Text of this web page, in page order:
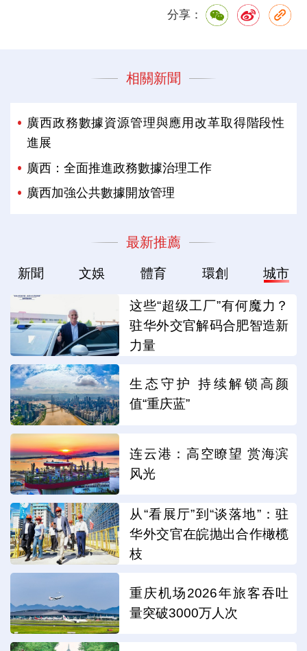
分享：
相關新聞
廣西政務數據資源管理與應用改革取得階段性
進展
廣西：全面推進政務數據治理工作
廣西加強公共數據開放管理
最新推薦
新聞 文娛 體育 環創 城市
这些“超级工厂”有何魔力？
驻华外交官解码合肥智造新
力量
生态守护 持续解锁高颜
值“重庆蓝”
连云港：高空瞭望 赏海滨
风光
从“看展厅”到“谈落地”：驻
华外交官在皖抛出合作橄榄
枝
重庆机场2026年旅客吞吐
量突破3000万人次